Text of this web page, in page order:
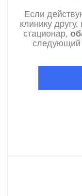
Если
клинику
стационар,
следующий